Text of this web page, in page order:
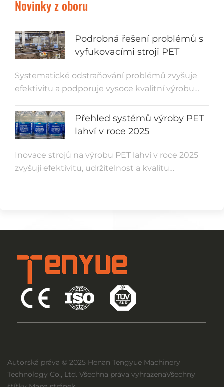
Novinky z oboru
Podrobná řešení problémů s
vyfukovacími stroji PET
Systematické odstraňování problémů zvyšuje
efektivitu a podporuje vysoce kvalitní výrobu
zkracují prostoje a udržují výrobu v souladu s
plánem. Kontroly údržby pomáhají operátorům
včas odhalit závady a udržet efektivitu.
Přehled systémů výroby PET
lahví v roce 2025
Inovace strojů na výrobu PET lahví v roce 2025
zvyšují efektivitu, udržitelnost a kvalitu
Autorská práva © 2025 Henan Tengyue Machinery
Technology Co., Ltd. Všechna práva vyhrazenaVšechny